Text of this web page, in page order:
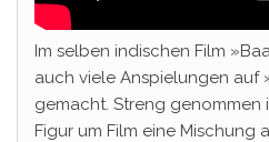
Im selben indischen Film
auch viele Anspielungen auf
gemacht. Streng genommen
Figur um Film eine Mischung